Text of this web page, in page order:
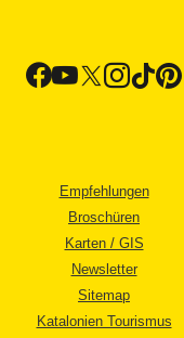
Empfehlungen
Broschüren
Karten / GIS
Newsletter
Sitemap
Katalonien Tourismus